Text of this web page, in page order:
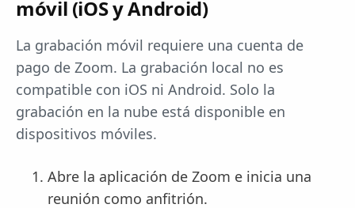
móvil (iOS y Android)
La grabación móvil requiere una cuenta de
pago de Zoom. La grabación local no es
compatible con iOS ni Android. Solo la
grabación en la nube está disponible en
dispositivos móviles.
Abre la aplicación de Zoom e inicia una
reunión como anfitrión.